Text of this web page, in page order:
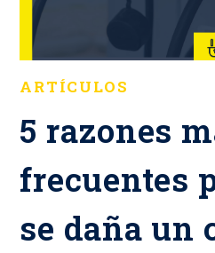
ARTÍCULOS
5 razones
frecuentes
se daña un